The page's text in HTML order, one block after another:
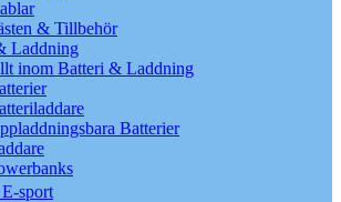
& Tillbehör
Laddning
inom Batteri & Laddning
Batterier
sport